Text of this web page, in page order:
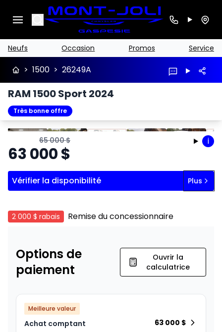
Search
Neufs Occasion Promos Service
> 1500 > 26249A
RAM 1500 Sport 2024
Très bonne offre
ArrêterPrécédent
Suivant
65 000$
63 000$
i
Vérifier la disponibilité Plus
2 000 $ rabais Remise du concessionnaire
Options de
paiement
Ouvrir la
calculatrice
Meilleure valeur
Achat comptant
63 000 $